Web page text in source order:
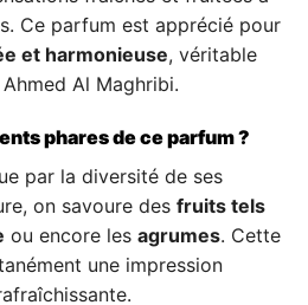
Ce parfum est apprécié pour
et harmonieuse, véritable
Al Maghribi.
phares de ce parfum ?
par la diversité de ses
on savoure des fruits tels
ou encore les agrumes. Cette
une impression